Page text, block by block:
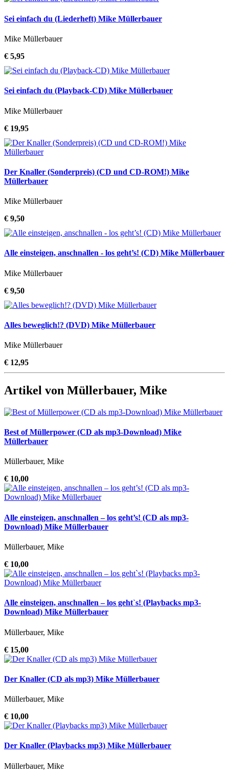
Sei einfach du (Liederheft) Mike Müllerbauer
Mike Müllerbauer
€ 5,95
Sei einfach du (Playback-CD) Mike Müllerbauer
Mike Müllerbauer
€ 19,95
Der Knaller (Sonderpreis) (CD und CD-ROM!) Mike
Müllerbauer
Mike Müllerbauer
€ 9,50
Alle einsteigen, anschnallen - los geht’s! (CD) Mike Müllerbauer
Mike Müllerbauer
€ 9,50
Alles beweglich!? (DVD) Mike Müllerbauer
Mike Müllerbauer
€ 12,95
Artikel von Müllerbauer, Mike
Best of Müllerpower (CD als mp3-Download) Mike
Müllerbauer
Müllerbauer, Mike
€ 10,00
Alle einsteigen, anschnallen – los geht’s! (CD als mp3-
Download) Mike Müllerbauer
Müllerbauer, Mike
€ 10,00
Alle einsteigen, anschnallen – los geht`s! (Playbacks mp3-
Download) Mike Müllerbauer
Müllerbauer, Mike
€ 15,00
Der Knaller (CD als mp3) Mike Müllerbauer
Müllerbauer, Mike
€ 10,00
Der Knaller (Playbacks mp3) Mike Müllerbauer
Müllerbauer, Mike